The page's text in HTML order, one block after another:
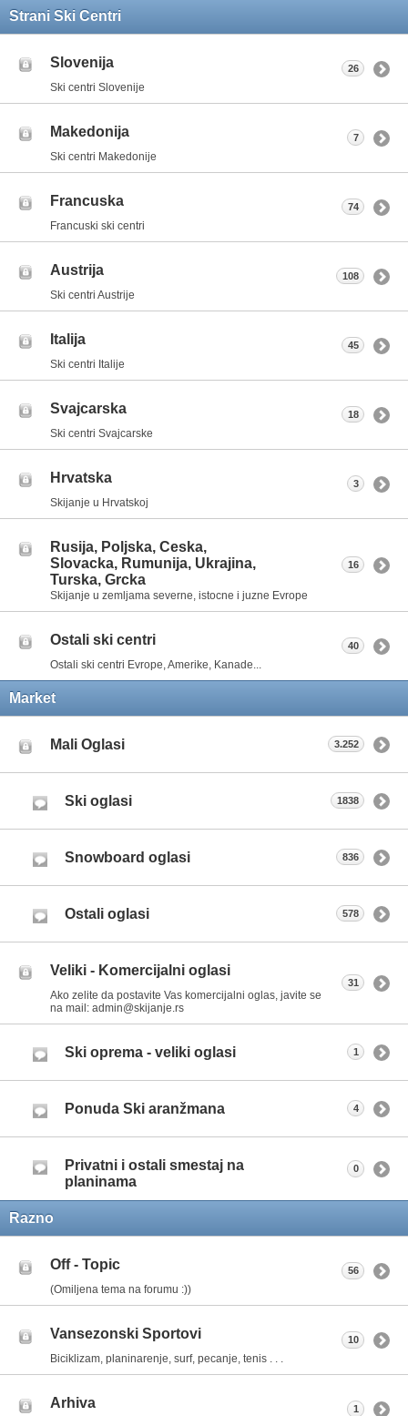
Strani Ski Centri
Slovenija
Ski centri Slovenije
26
Makedonija
Ski centri Makedonije
7
Francuska
Francuski ski centri
74
Austrija
Ski centri Austrije
108
Italija
Ski centri Italije
45
Svajcarska
Ski centri Svajcarske
18
Hrvatska
Skijanje u Hrvatskoj
3
Rusija, Poljska, Ceska,
Slovacka, Rumunija, Ukrajina,
Turska, Grcka
Skijanje u zemljama severne, istocne i juzne Evrope
16
Ostali ski centri
Ostali ski centri Evrope, Amerike, Kanade...
40
Market
Mali Oglasi 3.252
Ski oglasi 1838
Snowboard oglasi 836
Ostali oglasi 578
Veliki - Komercijalni oglasi
Ako zelite da postavite Vas komercijalni oglas, javite se
na mail: admin@skijanje.rs
31
Ski oprema - veliki oglasi 1
Ponuda Ski aranžmana 4
Privatni i ostali smestaj na
planinama
0
Razno
Off - Topic
(Omiljena tema na forumu :))
56
Vansezonski Sportovi
Biciklizam, planinarenje, surf, pecanje, tenis . . .
10
Arhiva 1